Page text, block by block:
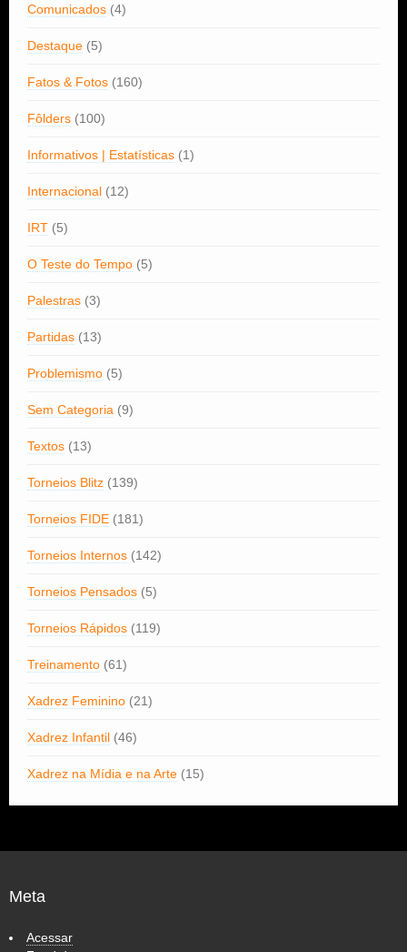
Comunicados (4)
Destaque (5)
Fatos & Fotos (160)
Fôlders (100)
Informativos | Estatísticas (1)
Internacional (12)
IRT (5)
O Teste do Tempo (5)
Palestras (3)
Partidas (13)
Problemismo (5)
Sem Categoria (9)
Textos (13)
Torneios Blitz (139)
Torneios FIDE (181)
Torneios Internos (142)
Torneios Pensados (5)
Torneios Rápidos (119)
Treinamento (61)
Xadrez Feminino (21)
Xadrez Infantil (46)
Xadrez na Mídia e na Arte (15)
Meta
Acessar